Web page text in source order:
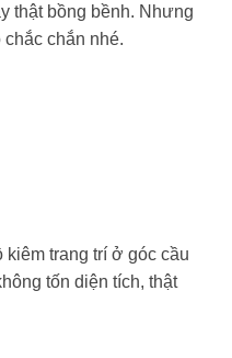
thật bồng bềnh. Nhưng
chắc chắn nhé.
trang trí ở góc cầu
tốn diện tích, thật